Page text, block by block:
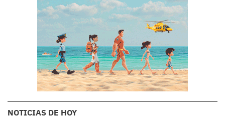
NOTICIAS DE HOY